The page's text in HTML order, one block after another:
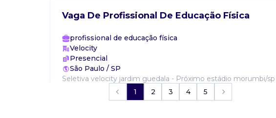
Vaga De Profissional De Educação Física
profissional de educação física
Velocity
Presencial
São Paulo / SP
Seletiva velocity jardim guedala - Próximo estádio morumbi/sp
Requisitos: profissionais de educação física bacharel com cref
ativo e estudantes do 8 semestre. Períodos disponíveis:...
1 2 3 4 5